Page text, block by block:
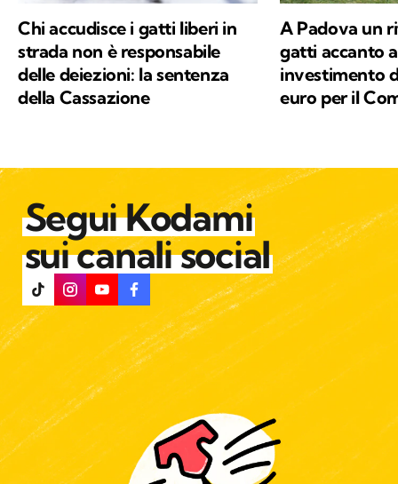
Chi accudisce i gatti liberi in
strada non è responsabile
delle deiezioni: la sentenza
della Cassazione
A Padova un
gatti accanto
investimento
euro per il
Segui Kodami
sui canali social